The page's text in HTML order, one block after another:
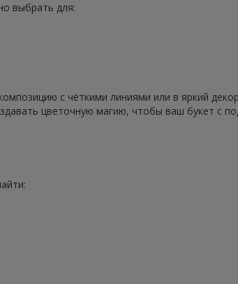
выбрать для:
с чёткими линиями или в яркий
цветочную магию, чтобы ваш букет с